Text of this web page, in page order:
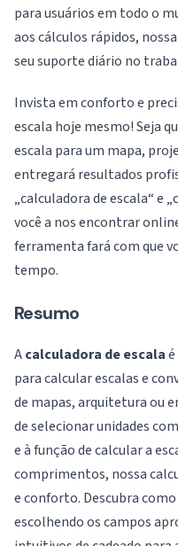
para usuários em todo o
aos cálculos rápidos,
seu suporte diário no
Invista em conforto e
escala hoje mesmo! Seja
escala para um mapa,
entregará resultados
„calculadora de escala“ e
você a nos encontrar
ferramenta fará com que
tempo.
Resumo
Acalculadora de escala
para calcular escalas e
de mapas, arquitetura ou
de selecionar unidades
e à função de calcular a
comprimentos, nossa
e conforto. Descubra
escolhendo os campos